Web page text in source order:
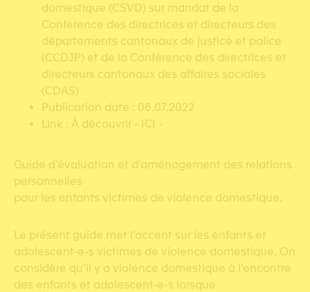
domestique (CSVD) sur mandat de la
Conférence des directrices et directeurs des
départements cantonaux de justice et police
(CCDJP) et de la Conférence des directrices et
directeurs cantonaux des affaires sociales
(CDAS)
Publication date : 06.07.2022
Link : À découvrir - ICI -
Guide d’évaluation et d’aménagement des relations
personnelles
pour les enfants victimes de violence domestique.
Le présent guide met l’accent sur les enfants et
adolescent-e-s victimes de violence domestique. On
considère qu’il y a violence domestique à l’encontre
des enfants et adolescent-e-s lorsque